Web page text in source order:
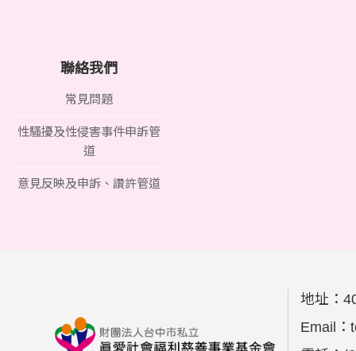
聯絡我們
常見問題
性騷擾及性侵害事件申訴管
道
意見反映及申訴、讚許管道
地址：
Email：